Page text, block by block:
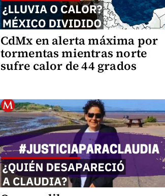
CdMx en alerta máxima por
tormentas mientras norte
sufre calor de 44 grados